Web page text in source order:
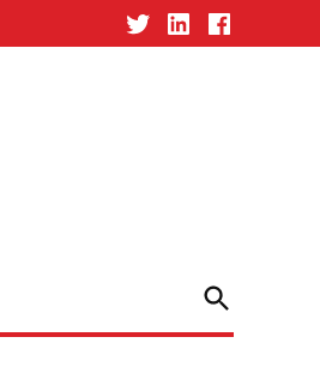
TwitterLinked-Facebook
Open
Search